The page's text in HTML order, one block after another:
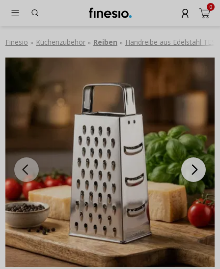
0
Finesio » Küchenzubehör » Reiben » Handreibe aus Edelstahl